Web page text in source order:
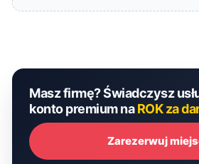
Masz firmę? Świadczysz
konto premium naROK za
Zarezerwuj